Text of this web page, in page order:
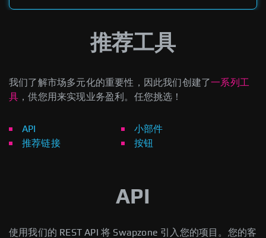
推荐工具
我们了解市场多元化的重要性，因此我们创建了一系列工
具 ，供您用来实现业务盈利。任您挑选！
API
推荐链接
小部件
按钮
API
使用我们的 REST API 将 Swapzone 引入您的项目。您的客